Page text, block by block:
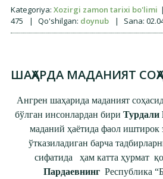
Kategoriya: Xozirgi zamon tarixi bo'limi |
475
| Qo'shilgan: doynub | Sana:
ШАҲАРДА МАДАНИЯТ
Ангрен шаҳарида маданият
бўлган инсонлардан бири Турдали
маданий ҳаётида фаол иштирок
ўтказиладиган барча
сифатида ҳам катта ҳурмат
Пардаевнинг Республика